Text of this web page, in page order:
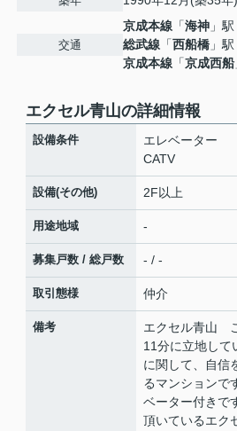
交通
京成本線 「海神 」
総武線 「西船橋 」
京成本線 「京成西船
エクセル青山の詳細情報
設備条件
エレベーター
CATV
設備(その他) 2F以上
用途地域 -
募集戸数 / 総戸数 - / -
取引態様 仲介
備考
エクセル青山
11分に立地し
に関して、自信
るマンションで
ベーター付きで
頂いているエク